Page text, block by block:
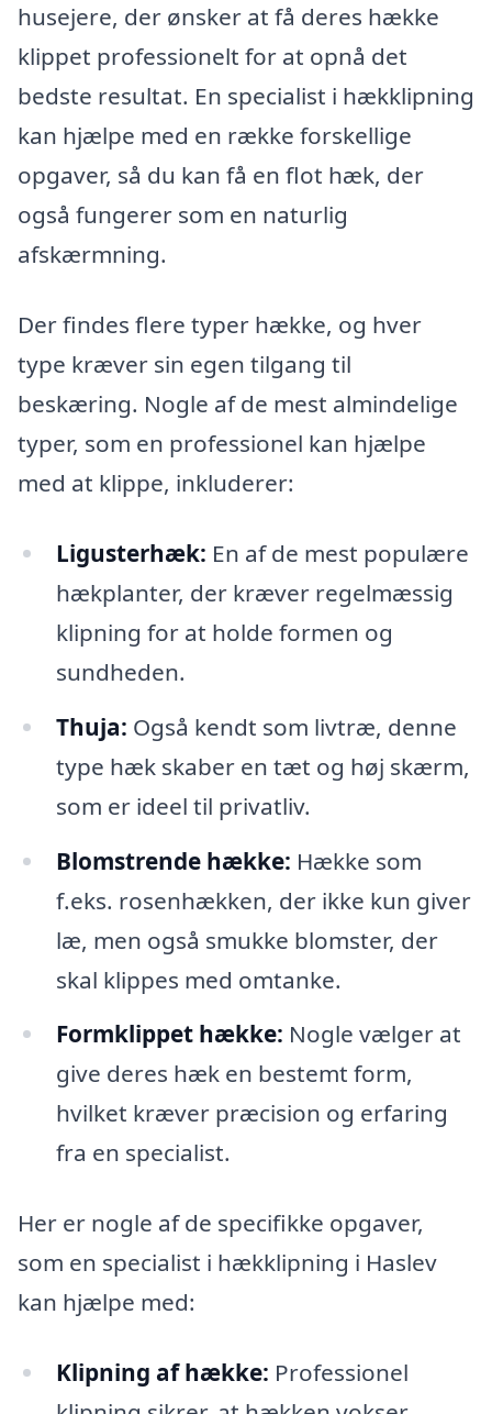
husejere, der ønsker at få deres hække
klippet professionelt for at opnå det
bedste resultat. En specialist i hækklipning
kan hjælpe med en række forskellige
opgaver, så du kan få en flot hæk, der
også fungerer som en naturlig
afskærmning.
Der findes flere typer hække, og hver
type kræver sin egen tilgang til
beskæring. Nogle af de mest almindelige
typer, som en professionel kan hjælpe
med at klippe, inkluderer:
Ligusterhæk: En af de mest populære
hækplanter, der kræver regelmæssig
klipning for at holde formen og
sundheden.
Thuja: Også kendt som livtræ, denne
type hæk skaber en tæt og høj skærm,
som er ideel til privatliv.
Blomstrende hække: Hække som
f.eks. rosenhækken, der ikke kun giver
læ, men også smukke blomster, der
skal klippes med omtanke.
Formklippet hække: Nogle vælger at
give deres hæk en bestemt form,
hvilket kræver præcision og erfaring
fra en specialist.
Her er nogle af de specifikke opgaver,
som en specialist i hækklipning i Haslev
kan hjælpe med:
Klipning af hække: Professionel